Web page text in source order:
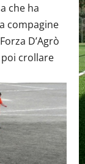
che ha
compagine
D’Agrò
crollare